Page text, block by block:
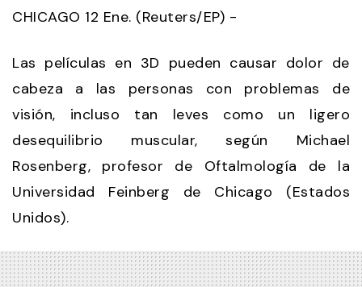
CHICAGO 12 Ene. (Reuters/EP) -
Las películas en 3D pueden causar dolor de
cabeza a las personas con problemas de
visión, incluso tan leves como un ligero
desequilibrio muscular, según Michael
Rosenberg, profesor de Oftalmología de la
Universidad Feinberg de Chicago (Estados
Unidos).